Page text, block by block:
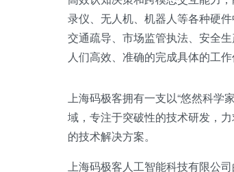
录仪、无人机、机器人等各种硬
交通疏导、市场监管执法、安全
人们高效、准确的完成具体的工作
上海码极客拥有一支以“悠然科学
域，专注于突破性的技术研发，
的技术解决方案。
上海码极客人工智能科技有限公